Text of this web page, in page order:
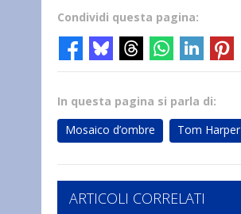
Condividi questa pagina:
In questa pagina si parla di:
Mosaico d’ombre
Tom Harper
ARTICOLI CORRELATI